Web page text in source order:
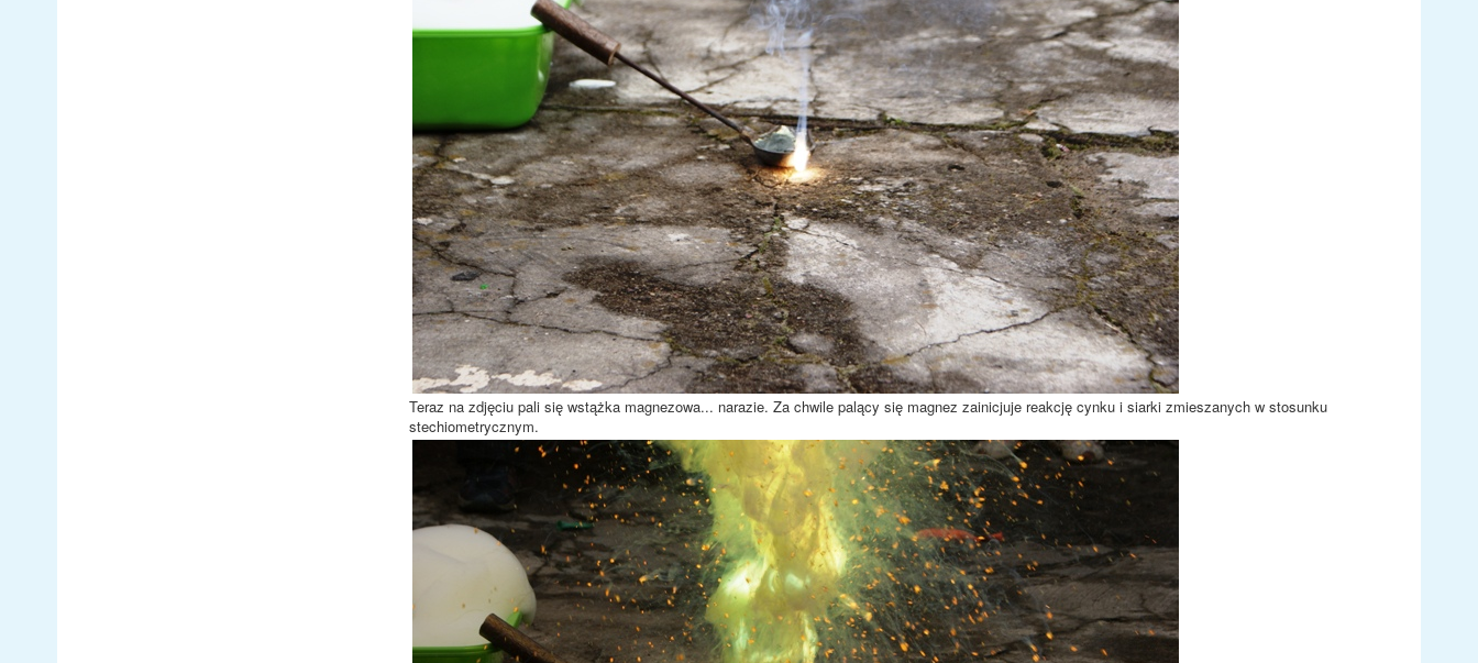
Teraz na zdjęciu pali się wstążka magnezowa... narazie. Za chwile palący się magnez zainicjuje reakcję cynku i siarki zmieszanych w stosunku
stechiometrycznym.